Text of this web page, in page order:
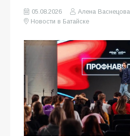
05.08.2026
Алена Васнецова
Новости в Батайске